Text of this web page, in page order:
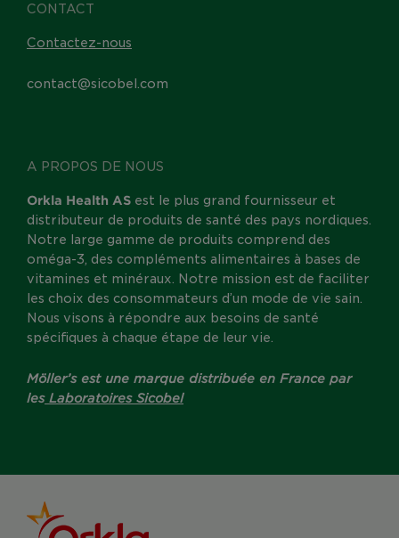
A PROPOS DE NOUS
Orkla Health AS est le plus grand fournisseur et
distributeur de produits de santé des pays nordiques.
Notre large gamme de produits comprend des
oméga-3, des compléments alimentaires à bases de
vitamines et minéraux. Notre mission est de faciliter
les choix des consommateurs d’un mode de vie sain.
Nous visons à répondre aux besoins de santé
spécifiques à chaque étape de leur vie.
Möller’s est une marque distribuée en France par
lesLaboratoires Sicobel
CONTACT
Contactez-nous
contact@sicobel.com